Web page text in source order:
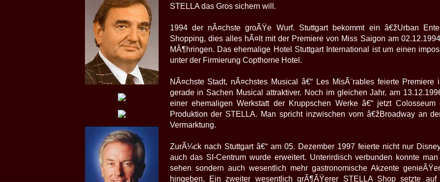
STELLA das Gros sichern will.
1994 der nÃ¤chste groÃŸe Wurf. Stuttgart bekommt ein â€žUrban
Shopping, dies alles hÃ¤lt mit der Premiere von Miss Saigon am
MÃ¶hringen. Das ehemalige Hotel Stuttgart International ist um einen
unter der Firmierung Copthorne Hotel.
NÃ¤chste Stadt, nÃ¤chstes Musical â€“ Les MisÃ¨rables feierte
gerade in Sachen Musical attraktiver. Noch im gleichen Jahr, am
einer ehemaligen Werkstatt der Kruppschen Werke â€“ jetzt
Produktion der STELLA. Man spricht inzwischen vom â€žBroadway an
Vermarktung.
ZurÃ¼ck nach Stuttgart â€“ am 05. Dezember 1997 feierte nicht nur
auch das SI-Centrum wurde erweitert. Unterirdisch verbunden konnte
sehen sondern auch wesentlich mehr gastronomische Akzente
hingeben. Ein zweiter wesentlich grÃ¶ÃŸerer STELLA Shop setzte